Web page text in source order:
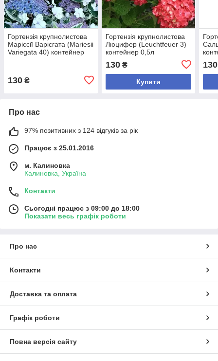
Гортензія крупнолистова
Марієсії Варієгата (Mariesii
Variegata 40) контейнер
130 ₴
Гортензія крупнолистова
Люцифер (Leuchtfeuer 3)
контейнер 0,5л
130₴
Купити
130
Про нас
97% позитивних з 124 відгуків за рік
Працює з 25.01.2016
м. Калиновка
Калиновка, Україна
Контакти
Сьогодні працює з 09:00 до 18:00
Показати весь графік роботи
Про нас
Контакти
Доставка та оплата
Графік роботи
Повна версія сайту